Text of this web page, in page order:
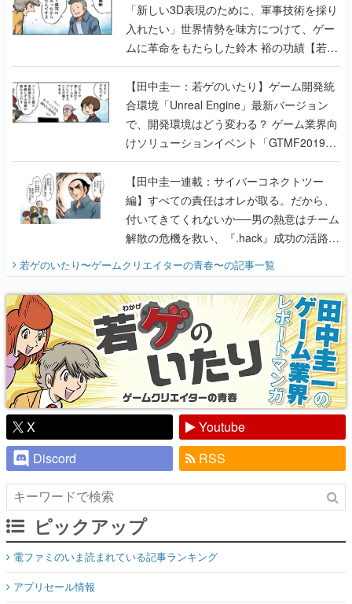
「新しい3D表現のために、軍事技術を採り
入れたい」世界情勢を味方につけて、ゲー
ムに革命をもたらした鈴木 裕の功績【若ゲ
のいたり】
【田中圭一：若ゲのいたり】ゲーム開発統
合環境「Unreal Engine」最新バージョン
で、開発環境はどう変わる？ ゲーム業界向
けソリューションイベント「GTMF2019」
に行って、より理解を深めよう【PR】
【田中圭一連載：サイバーコネクトツー
編】すべての責任はオレが取る。だから、
付いてきてくれないか──男の熱意はチーム
解散の危機を救い、『.hack』成功の活路を
開く。業界の快男児・松山 洋に流れる血は
『少年ジャンプ』色だった【若ゲのいた
り】
若ゲのいたり〜ゲームクリエイターの青春〜の記事一覧
X
Youtube
Discord
RSS
ピックアップ
電ファミのいま読まれている記事ランキング
アプリセール情報